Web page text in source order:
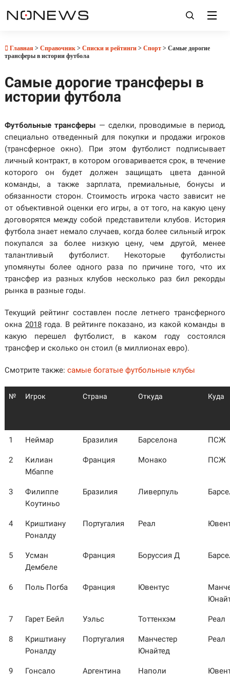
Главная > Справочник> Списки и рейтинги> Спорт> Самые дорогие
трансферы в истории футбола
Самые дорогие трансферы в
истории футбола
Футбольные трансферы — сделки, проводимые в период,
специально отведенный для покупки и продажи игроков
(трансферное окно). При этом футболист подписывает
личный контракт, в котором оговаривается срок, в течение
которого он будет должен защищать цвета данной
команды, а также зарплата, премиальные, бонусы и
обязанности сторон. Стоимость игрока часто зависит не
от объективной оценки его игры, а от того, на какую цену
договорятся между собой представители клубов. История
футбола знает немало случаев, когда более сильный игрок
покупался за более низкую цену, чем другой, менее
талантливый футболист. Некоторые футболисты
упомянуты более одного раза по причине того, что их
трансфер из разных клубов несколько раз бил рекорды
рынка в разные годы.
Текущий рейтинг составлен после летнего трансферного
окна 2018года. В рейтинге показано, из какой команды в
какую перешел футболист, в каком году состоялся
трансфер и сколько он стоил (в миллионах евро).
Смотрите также: самые богатые футбольные клубы
№ Игрок Страна Откуда Куда
1 Неймар Бразилия Барселона ПСЖ
2
Килиан
Мбаппе
Франция Монако ПСЖ
3
Филиппе
Коутиньо
Бразилия Ливерпуль
4
Криштиану
Роналду
Португалия Реал
5
Усман
Дембеле
Франция Боруссия Д
6 Поль Погба Франция Ювентус
7 Гарет Бейл Уэльс Тоттенхэм Реал
8
Криштиану
Роналду
Португалия
Манчестер
Юнайтед
Реал
9
Гонсало
Аргентина Наполи